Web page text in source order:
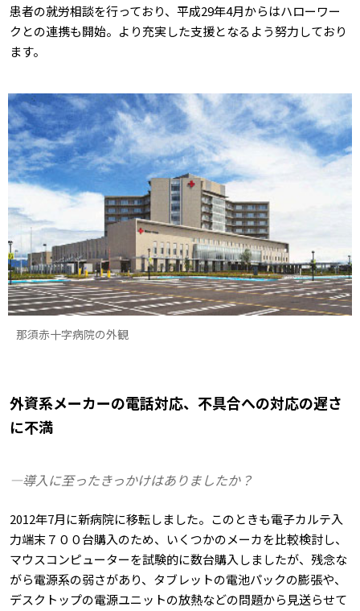
患者の就労相談を行っており、平成29年4月からはハローワー
クとの連携も開始。より充実した支援となるよう努力しており
ます。
那須赤十字病院の外観
外資系メーカーの電話対応、不具合への対応の遅さ
に不満
―導入に至ったきっかけはありましたか？
2012年7月に新病院に移転しました。このときも電子カルテ入
力端末７００台購入のため、いくつかのメーカを比較検討し、
マウスコンピューターを試験的に数台購入しましたが、残念な
がら電源系の弱さがあり、タブレットの電池パックの膨張や、
デスクトップの電源ユニットの放熱などの問題から見送らせて